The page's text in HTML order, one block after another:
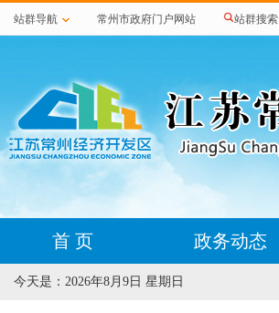
站群导航 常州市政府门户网站 站群搜索
首 页 政务动态
今天是： 2026年8月9日 星期日